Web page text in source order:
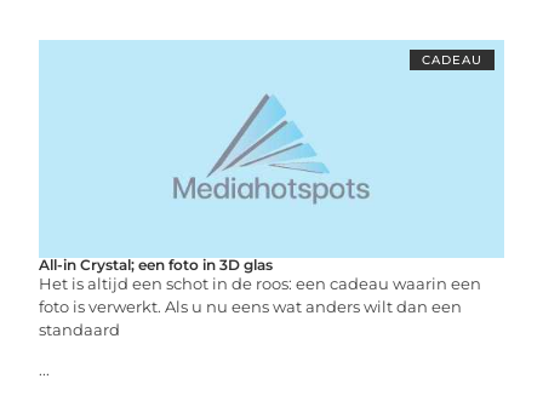
CADEAU
All-in Crystal; een foto in 3D glas
Het is altijd een schot in de roos: een cadeau waarin een
foto is verwerkt. Als u nu eens wat anders wilt dan een
standaard
...